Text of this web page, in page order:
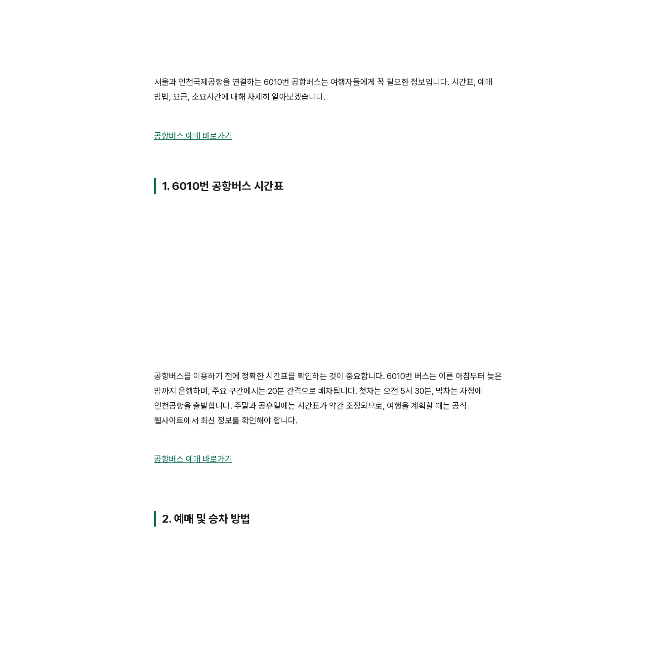
서울과 인천국제공항을 연결하는 6010번 공항버스는 여행자들에게 꼭 필요한 정보입니다. 시간표, 예매
방법, 요금, 소요시간에 대해 자세히 알아보겠습니다.
공항버스 예매 바로가기
1. 6010번 공항버스 시간표
공항버스를 이용하기 전에 정확한 시간표를 확인하는 것이 중요합니다. 6010번 버스는 이른 아침부터 늦은
밤까지 운행하며, 주요 구간에서는 20분 간격으로 배차됩니다. 첫차는 오전 5시 30분, 막차는 자정에
인천공항을 출발합니다. 주말과 공휴일에는 시간표가 약간 조정되므로, 여행을 계획할 때는 공식
웹사이트에서 최신 정보를 확인해야 합니다.
공항버스 예매 바로가기
2. 예매 및 승차 방법